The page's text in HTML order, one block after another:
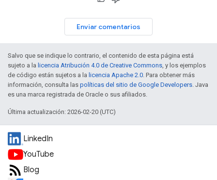
Enviar comentarios
Salvo que se indique lo contrario, el contenido de esta página está
sujeto a la licencia Atribución 4.0 de Creative Commons , y los ejemplos
de código están sujetos a la licencia Apache 2.0 . Para obtener más
información, consulta las políticas del sitio de Google Developers . Java
es una marca registrada de Oracle o sus afiliados.
Última actualización: 2026-02-20 (UTC)
LinkedIn
YouTube
Blog